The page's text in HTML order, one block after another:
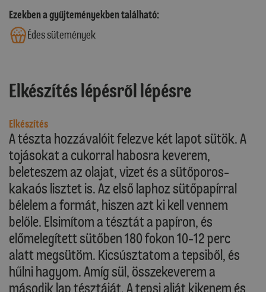
Ezekben a gyűjteményekben található:
Édes sütemények
Elkészítés lépésről lépésre
Elkészítés
A tészta hozzávalóit felezve két lapot sütök. A
tojásokat a cukorral habosra keverem,
beleteszem az olajat, vizet és a sütőporos-
kakaós lisztet is. Az első laphoz sütőpapírral
bélelem a formát, hiszen azt ki kell vennem
belőle. Elsimítom a tésztát a papíron, és
előmelegített sütőben 180 fokon 10-12 perc
alatt megsütöm. Kicsúsztatom a tepsiből, és
hűlni hagyom. Amíg sül, összekeverem a
második lap tésztáját. A tepsi alját kikenem és